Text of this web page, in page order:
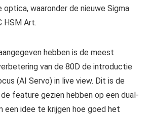
optica, waaronder de nieuwe Sigma
HSM Art.
hebben is de meest
van de 80D de introductie
(AI Servo) in live view. Dit is de
feature gezien hebben op een dual-
een idee te krijgen hoe goed het